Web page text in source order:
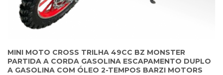
MINI MOTO CROSS TRILHA 49CC BZ MONSTER
PARTIDA A CORDA GASOLINA ESCAPAMENTO DUPLO
A GASOLINA COM ÓLEO 2-TEMPOS BARZI MOTORS